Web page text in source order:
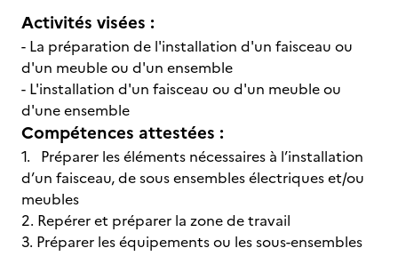
Activités visées :
- La préparation de l'installation d'un faisceau ou
d'un meuble ou d'un ensemble
- L'installation d'un faisceau ou d'un meuble ou
d'une ensemble
Compétences attestées :
1. Préparer les éléments nécessaires à l’installation
d’un faisceau, de sous ensembles électriques et/ou
meubles
2. Repérer et préparer la zone de travail
3. Préparer les équipements ou les sous-ensembles